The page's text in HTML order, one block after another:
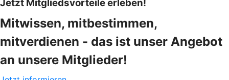
Jetzt Mitgliedsvorteile erleben!
Mitwissen, mitbestimmen,
mitverdienen - das ist unser Angebot
an unsere Mitglieder!